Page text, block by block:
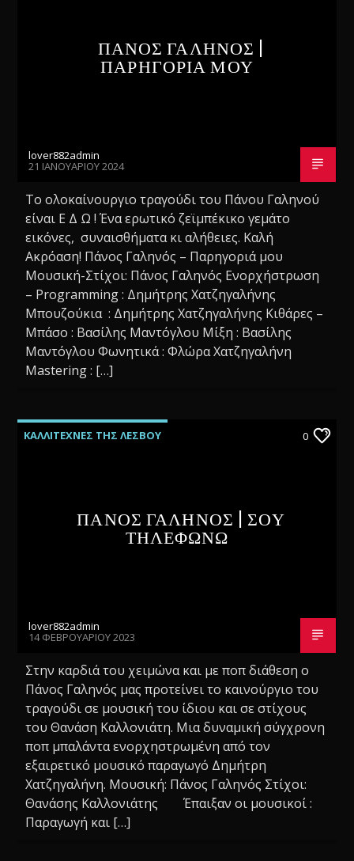
ΠΑΝΟΣ ΓΑΛΗΝΟΣ |
ΠΑΡΗΓΟΡΙΑ ΜΟΥ
lover882admin
21 ΙΑΝΟΥΑΡΊΟΥ 2024
Το ολοκαίνουργιο τραγούδι του Πάνου Γαληνού
είναι Ε Δ Ω ! Ένα ερωτικό ζεϊμπέκικο γεμάτο
εικόνες, συναισθήματα κι αλήθειες. Καλή
Ακρόαση! Πάνος Γαληνός – Παρηγοριά μου
Μουσική-Στίχοι: Πάνος Γαληνός Ενορχήστρωση
– Programming : Δημήτρης Χατζηγαλήνης
Μπουζούκια : Δημήτρης Χατζηγαλήνης Κιθάρες –
Μπάσο : Βασίλης Μαντόγλου Μίξη : Βασίλης
Μαντόγλου Φωνητικά : Φλώρα Χατζηγαλήνη
Mastering : […]
ΚΑΛΛΙΤΕΧΝΕΣ ΤΗΣ ΛΕΣΒΟΥ
0
ΠΑΝΟΣ ΓΑΛΗΝΟΣ | ΣΟΥ
ΤΗΛΕΦΩΝΩ
lover882admin
14 ΦΕΒΡΟΥΑΡΊΟΥ 2023
Στην καρδιά του χειμώνα και με ποπ διάθεση ο
Πάνος Γαληνός μας προτείνει το καινούργιο του
τραγούδι σε μουσική του ίδιου και σε στίχους
του Θανάση Καλλονιάτη. Μια δυναμική σύγχρονη
ποπ μπαλάντα ενορχηστρωμένη από τον
εξαιρετικό μουσικό παραγωγό Δημήτρη
Χατζηγαλήνη. Μουσική: Πάνος Γαληνός Στίχοι:
Θανάσης Καλλονιάτης Έπαιξαν οι μουσικοί :
Παραγωγή και […]